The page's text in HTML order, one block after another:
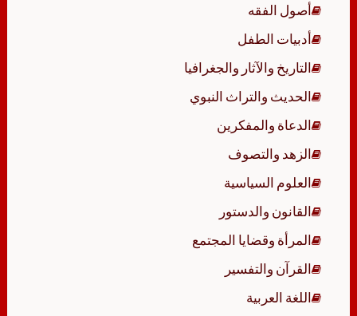
أصول الفقه
أدبيات الطفل
التاريخ والآثار والجغرافيا
الحديث والتراث النبوي
الدعاة والمفكرين
الزهد والتصوف
العلوم السياسية
القانون والدستور
المرأة وقضايا المجتمع
القرآن والتفسير
اللغة العربية